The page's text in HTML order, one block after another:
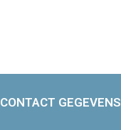
CONTACT GEGEVENS